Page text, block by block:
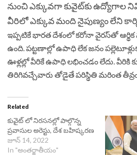
నుంచి ఎక్కువగా కువైట్‌కు ఉద్యోగాల
వీరిలో ఎక్కువ మంది నైపుణ్యం లేని
ఇప్పటికే భారత దేశంలో కరోనా వైరస్‌తో
ఉంది. పట్టణాల్లో ఉపాధి లేక జనం
ఊళ్లల్లో వీరికే ఉపాధి లభించడం లేదు. వీరికి
తిరిగివచ్చేవారు తోడైతే పరిస్థితి మరింత
Related
కువైట్‌ లో నిరసనల్లో పాల్గొన్న
ప్రవాసుల అరెస్టు, దేశ బహిష్కరణ
జూన్ 14, 2022
In "అంతర్జాతీయం"